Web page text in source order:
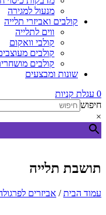
מנעול למגירה
קולבים ואביזרי תלייה
ווים לתלייה
קולבי וואקום
קולבים
קולבים
שונות ומבצעים
0 עגלת קניות
חיפוש
×
תושבת תלייה
עמוד הבית/ אביזרים